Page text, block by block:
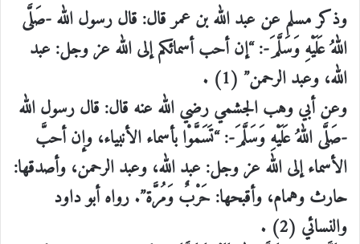
وذكر مسلم عن عبد الله بن عمر قال: قال رسول الله -صَلَّى
اللهُ عَلَيْهِ وَسَلَّمَ-: “إن أحب أسمائكم إلى الله عز وجل: عبد
الله، وعبد الرحمن” (1) .
وعن أبي وهب الجشمي رضي الله عنه قال: قال رسول الله
-صَلَّى اللهُ عَلَيْهِ وَسَلَّمَ-: “تَسَمَّوْا بأسماء الأنبياء، وإن أحبَّ
الأسماء إلى الله عز وجل: عبد الله، وعبد الرحمن، وأصدقها:
حارث وهمام، وأقبحها: حَرْبٌ وَمُرَّة”. رواه أبو داود
والنسائي (2) .